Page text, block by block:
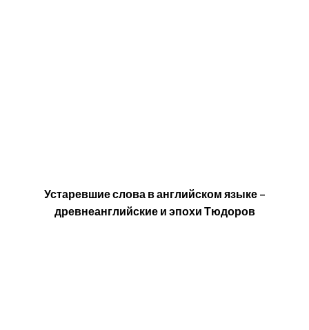
Устаревшие слова в английском языке –
древнеанглийские и эпохи Тюдоров